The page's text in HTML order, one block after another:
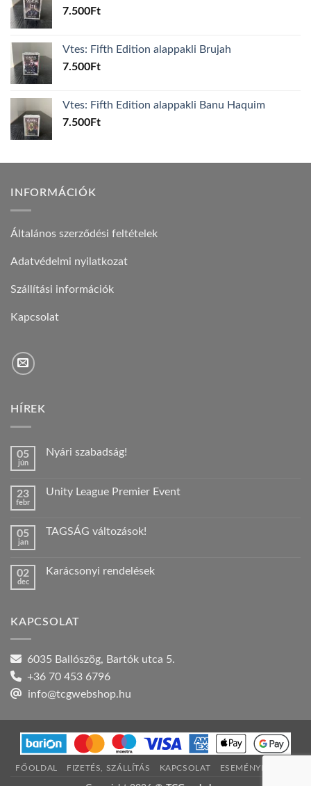
7.500Ft
Vtes: Fifth Edition alappakli Brujah
7.500Ft
Vtes: Fifth Edition alappakli Banu Haquim
7.500Ft
INFORMÁCIÓK
Általános szerződési feltételek
Adatvédelmi nyilatkozat
Szállítási információk
Kapcsolat
HÍREK
05
jún
Nyári szabadság!
Nyári
23
febr
Unity League Premier Event
Unity
bejegyzéshez
05
jan
TAGSÁG változások!
TAGSÁG
02
dec
Karácsonyi rendelések
rendelések
KAPCSOLAT
6035 Ballószög, Bartók utca 5.
+36 70 453 6796
info@tcgwebshop.hu
FŐOLDAL FIZETÉS, SZÁLLÍTÁS KAPCSOLAT ESEMÉNYNAPTÁR